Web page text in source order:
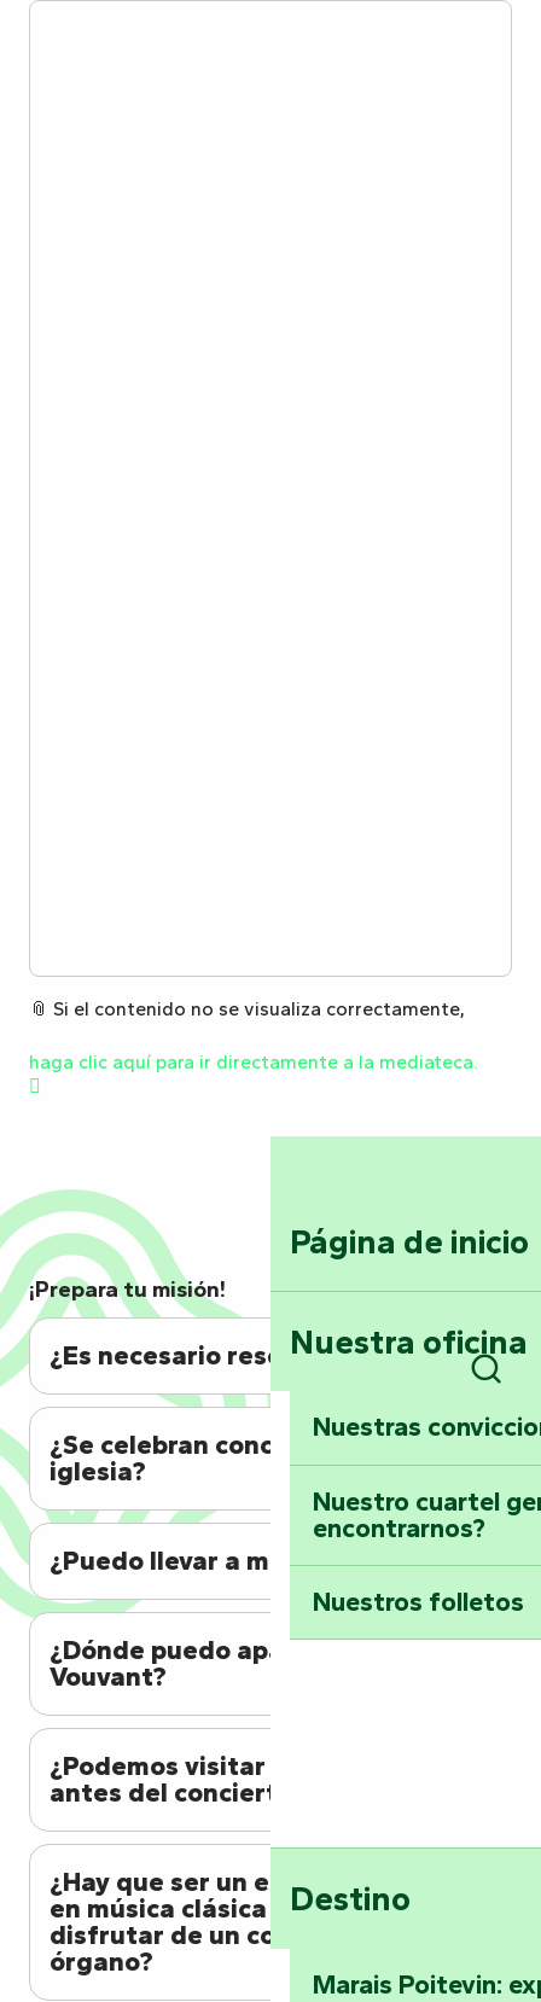
Página de inicio
Nuestra oficina
Nuestras
Nuestro cuartel
encontrarnos?
Nuestros folletos
Destino
Marais Poitevin:
📎 Si el contenido no se visualiza correctamente,
haga clic aquí para ir directamente a la mediateca.
¡Prepara tu misión!
¿Es necesario reservar plaza?
¿Se celebran conciertos en la
iglesia?
¿Puedo llevar a mi familia?
¿Dónde puedo aparcar en
Vouvant?
¿Podemos visitar el pueblo
antes del concierto?
¿Hay que ser un especialista
en música clásica para
disfrutar de un concierto de
órgano?